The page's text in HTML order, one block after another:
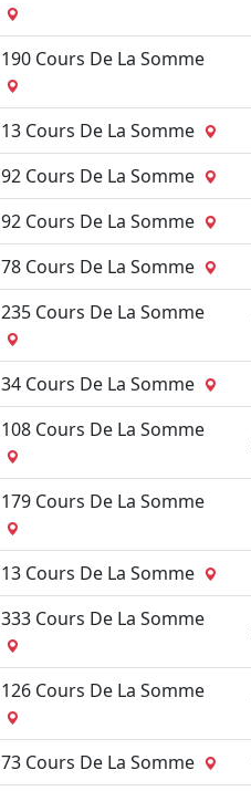
190 Cours De La Somme
13 Cours De La Somme
92 Cours De La Somme
92 Cours De La Somme
78 Cours De La Somme
235 Cours De La Somme
34 Cours De La Somme
108 Cours De La Somme
179 Cours De La Somme
13 Cours De La Somme
333 Cours De La Somme
126 Cours De La Somme
73 Cours De La Somme